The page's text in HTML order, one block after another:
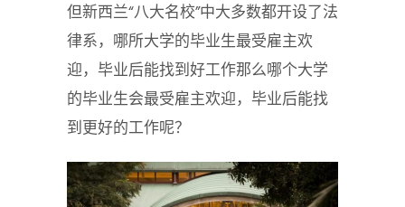
但新西兰“八大名校”中大多数都开设了法
律系，哪所大学的毕业生最受雇主欢
迎，毕业后能找到好工作那么哪个大学
的毕业生会最受雇主欢迎，毕业后能找
到更好的工作呢？